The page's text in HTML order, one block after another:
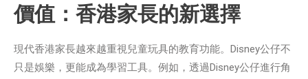
價值：香港家長的新選擇
現代香港家長越來越重視兒童玩具的教育功能。Disney公仔不
只是娛樂，更能成為學習工具。例如，透過Disney公仔進行角